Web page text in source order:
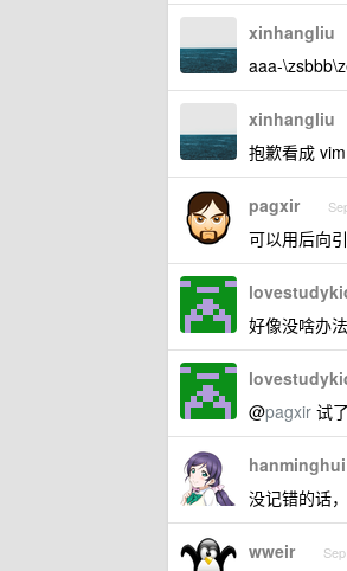
xinhangliu
aaa-
xinhangliu
抱歉看成
pagxir
可以用后向
好像没啥办
@pagxir 试
hanminghui
没记错的话
wweir